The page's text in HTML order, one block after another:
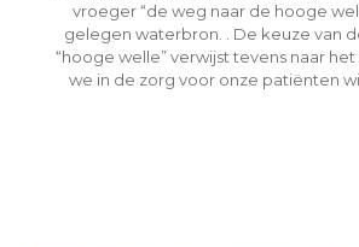
vroeger “de weg naar de hooge
gelegen waterbron. . De keuze van
“hooge welle” verwijst tevens naar
we in de zorg voor onze patiënten